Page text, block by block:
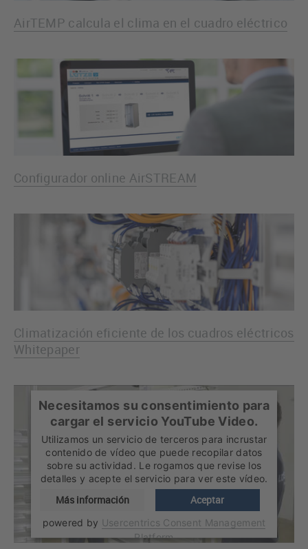
AirTEMP calcula el clima en el cuadro eléctrico
Configurador online AirSTREAM
Climatización eficiente de los cuadros eléctricos
Whitepaper
Necesitamos su consentimiento para
cargar el servicio YouTube Video.
Utilizamos un servicio de terceros para incrustar
contenido de vídeo que puede recopilar datos
sobre su actividad. Le rogamos que revise los
detalles y acepte el servicio para ver este vídeo.
Más información Aceptar
powered by Usercentrics Consent Management
Platform